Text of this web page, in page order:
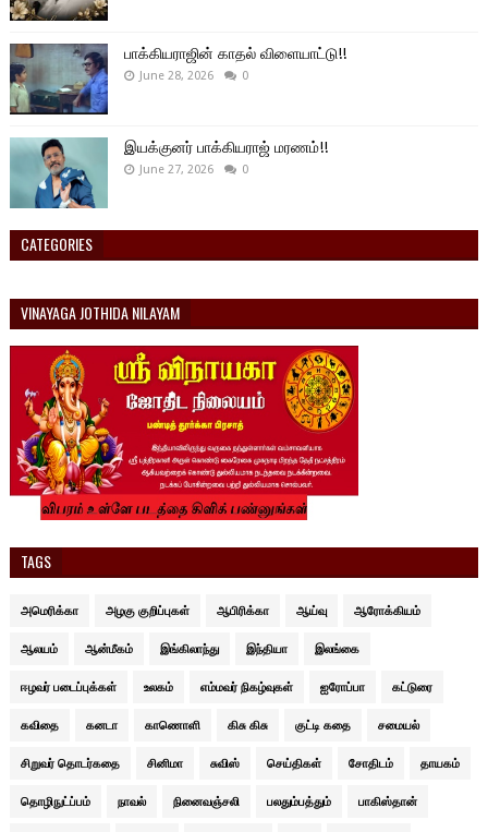
பாக்கியராஜின் காதல் விளையாட்டு!!
June 28, 2026 0
இயக்குனர் பாக்கியராஜ் மரணம்!!
June 27, 2026 0
CATEGORIES
VINAYAGA JOTHIDA NILAYAM
TAGS
அமெரிக்கா அழகு குறிப்புகள் ஆபிரிக்கா ஆய்வு ஆரோக்கியம்
ஆலயம் ஆன்மீகம் இங்கிலாந்து இந்தியா இலங்கை
ஈழவர் படைப்புக்கள் உலகம் எம்மவர் நிகழ்வுகள் ஐரோப்பா கட்டுரை
கவிதை கனடா காணொளி கிசு கிசு குட்டி கதை சமையல்
சிறுவர் தொடர்கதை சினிமா சுவிஸ் செய்திகள் சோதிடம் தாயகம்
தொழிநுட்ப்பம் நாவல் நினைவஞ்சலி பலதும்பத்தும் பாகிஸ்தான்